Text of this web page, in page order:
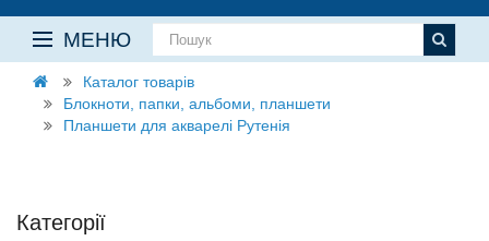
МЕНЮ
Каталог товарів
Блокноти, папки, альбоми, планшети
Планшети для акварелі Рутенія
Категорії